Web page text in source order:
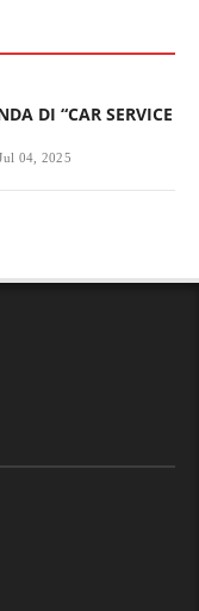
DI “CAR SERVICE
04, 2025